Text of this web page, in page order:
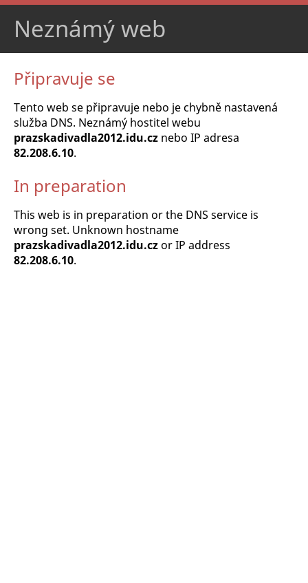
Neznámý web
Připravuje se
Tento web se připravuje nebo je chybně nastavená
služba DNS. Neznámý hostitel webu
prazskadivadla2012.idu.cz nebo IP adresa
82.208.6.10.
In preparation
This web is in preparation or the DNS service is
wrong set. Unknown hostname
prazskadivadla2012.idu.cz or IP address
82.208.6.10.